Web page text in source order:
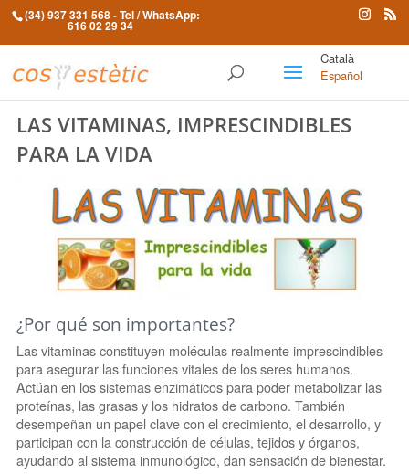
(34) 937 331 568- Tel / WhatsApp:
616 02 29 34
Català
Español
LAS VITAMINAS, IMPRESCINDIBLES
PARA LA VIDA
¿Por qué son importantes?
Las vitaminas constituyen moléculas realmente imprescindibles
para asegurar las funciones vitales de los seres humanos.
Actúan en los sistemas enzimáticos para poder metabolizar las
proteínas, las grasas y los hidratos de carbono. También
desempeñan un papel clave con el crecimiento, el desarrollo, y
participan con la construcción de células, tejidos y órganos,
ayudando al sistema inmunológico, dan sensación de bienestar.